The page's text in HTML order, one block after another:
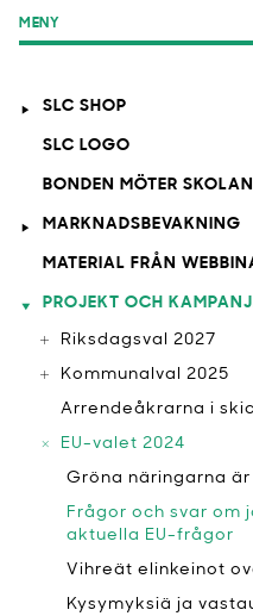
MENY
SLC SHOP
SLC LOGO
BONDEN MÖTER SKOLAN
MARKNADSBEVAKNING
MATERIAL FRÅN
PROJEKT OCH
Riksdagsval 2027
Kommunalval 2025
Arrendeåkrarna i
EU-valet 2024
Gröna näringarna är
Frågor och svar om
aktuella EU-frågor
Vihreät elinkeinot
Kysymyksiä ja